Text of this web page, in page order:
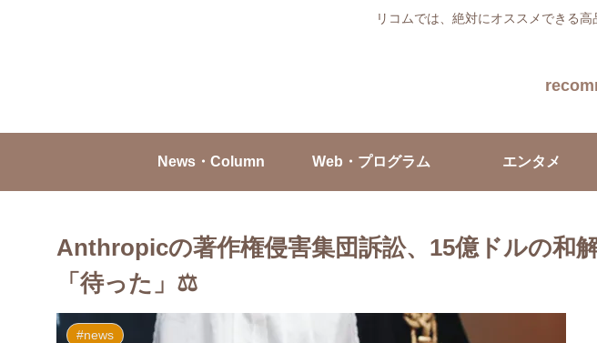
リコムでは、絶対にオススメできる
News・Column Web・プログラム エンタメ
Anthropicの著作権侵害集団訴訟、15億ドルの和
「待った」⚖️
#news